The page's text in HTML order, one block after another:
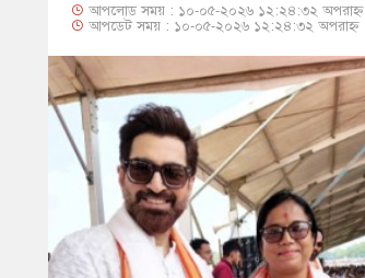
আপলোড সময় : ১০-০৫-২০২৬ ১২:২৪:৩২ অপরাহ্ন
আপডেট সময় : ১০-০৫-২০২৬ ১২:২৪:৩২ অপরাহ্ন